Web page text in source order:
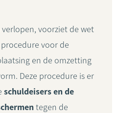
voorziet de wet
voor de
en de omzetting
Deze procedure is er
schuldeisers en de
tegen de